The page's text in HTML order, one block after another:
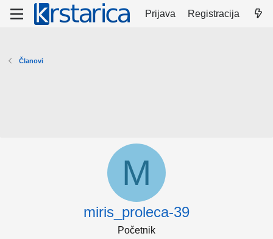
Prijava Registracija
Članovi
M
miris_proleca-39
Početnik